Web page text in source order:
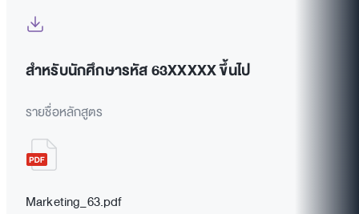
สำหรับนักศึกษารหัส 63XXXXX ขึ้นไป
รายชื่อหลักสูตร
Marketing_63.pdf